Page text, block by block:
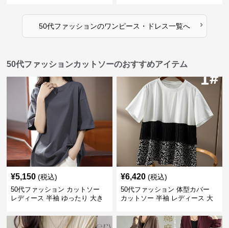
50代ファッションのワンピース・ドレス一覧へ ›
50代ファッションカットソーのおすすめアイテム
¥5,150 (税込)
50代ファッション カットソー
レディース 半袖 ゆったり 大き
¥6,420 (税込)
50代ファッション 体型カバー
カットソー 半袖 レディース 大